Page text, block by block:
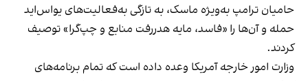
حامیان ترامپ به‌ویژه ماسک، به تازگی به‌فعالیت‌های یو‌اس‌اید
حمله و آن‌ها را «فاسد، مایه هدررفت منابع و چپ‌گرا» توصیف
کردند.
وزارت امور خارجه آمریکا وعده داده است که تمام برنامه‌های